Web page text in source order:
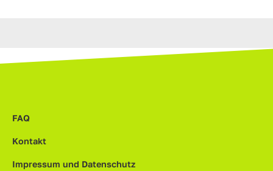
FAQ
Kontakt
Impressum und Datenschutz